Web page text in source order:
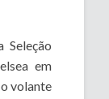
Seleção
em
volante